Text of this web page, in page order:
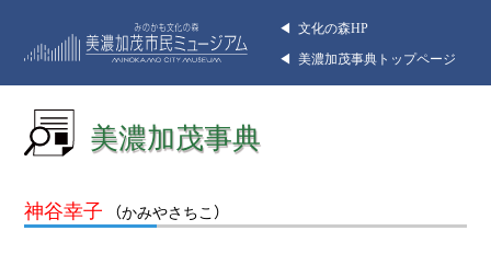
◀︎ 文化の森HP
◀︎ 美濃加茂事典トップページ
美濃加茂事典
神谷幸子 （かみやさちこ）